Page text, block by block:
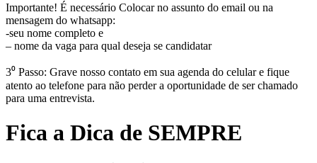
Importante! É necessário Colocar no assunto do email ou na
mensagem do whatsapp:
-seu nome completo e
– nome da vaga para qual deseja se candidatar
3⁰ Passo: Grave nosso contato em sua agenda do celular e fique
atento ao telefone para não perder a oportunidade de ser chamado
para uma entrevista.
Fica a Dica de SEMPRE